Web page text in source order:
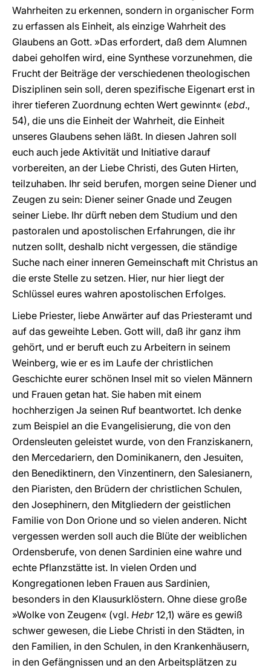
Wahrheiten zu erkennen, sondern in organischer Form
zu erfassen als Einheit, als einzige Wahrheit des
Glaubens an Gott. »Das erfordert, daß dem Alumnen
dabei geholfen wird, eine Synthese vorzunehmen, die
Frucht der Beiträge der verschiedenen theologischen
Disziplinen sein soll, deren spezifische Eigenart erst in
ihrer tieferen Zuordnung echten Wert gewinnt« (ebd.,
54), die uns die Einheit der Wahrheit, die Einheit
unseres Glaubens sehen läßt. In diesen Jahren soll
euch auch jede Aktivität und Initiative darauf
vorbereiten, an der Liebe Christi, des Guten Hirten,
teilzuhaben. Ihr seid berufen, morgen seine Diener und
Zeugen zu sein: Diener seiner Gnade und Zeugen
seiner Liebe. Ihr dürft neben dem Studium und den
pastoralen und apostolischen Erfahrungen, die ihr
nutzen sollt, deshalb nicht vergessen, die ständige
Suche nach einer inneren Gemeinschaft mit Christus an
die erste Stelle zu setzen. Hier, nur hier liegt der
Schlüssel eures wahren apostolischen Erfolges.
Liebe Priester, liebe Anwärter auf das Priesteramt und
auf das geweihte Leben. Gott will, daß ihr ganz ihm
gehört, und er beruft euch zu Arbeitern in seinem
Weinberg, wie er es im Laufe der christlichen
Geschichte eurer schönen Insel mit so vielen Männern
und Frauen getan hat. Sie haben mit einem
hochherzigen Ja seinen Ruf beantwortet. Ich denke
zum Beispiel an die Evangelisierung, die von den
Ordensleuten geleistet wurde, von den Franziskanern,
den Mercedariern, den Dominikanern, den Jesuiten,
den Benediktinern, den Vinzentinern, den Salesianern,
den Piaristen, den Brüdern der christlichen Schulen,
den Josephinern, den Mitgliedern der geistlichen
Familie von Don Orione und so vielen anderen. Nicht
vergessen werden soll auch die Blüte der weiblichen
Ordensberufe, von denen Sardinien eine wahre und
echte Pflanzstätte ist. In vielen Orden und
Kongregationen leben Frauen aus Sardinien,
besonders in den Klausurklöstern. Ohne diese große
»Wolke von Zeugen« (vgl. Hebr12,1) wäre es gewiß
schwer gewesen, die Liebe Christi in den Städten, in
den Familien, in den Schulen, in den Krankenhäusern,
in den Gefängnissen und an den Arbeitsplätzen zu